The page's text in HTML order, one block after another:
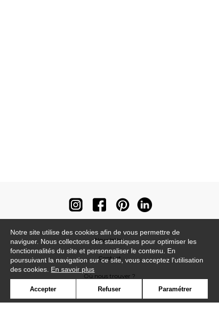
Newsletter
Contact
Où nous trouver ?
Notre site utilise des cookies afin de vous permettre de
naviguer. Nous collectons des statistiques pour optimiser les
fonctionnalités du site et personnaliser le contenu. En
poursuivant la navigation sur ce site, vous acceptez l'utilisation
des cookies. En savoir plus
Accepter Refuser Paramétrer